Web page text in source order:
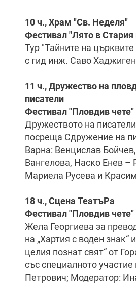
10 ч., Храм "Св. Неделя"
Фестивал "Лято в Стария
Тур "Тайните на
с гид инж. Саво
11 ч., Дружество на
писатели
Фестивал "Пловдив чете"
Дружеството на
посреща Сдружение на
Варна: Венцислав
Вангелова, Наско Енев –
Мариела Русева и
18 ч., Сцена ТеатъРа
Фестивал "Пловдив чете"
Жела Георгиева за
на „Хартия с воден знак“
целия познат свят“ от
със специалното участие
Петрович; Модератор: